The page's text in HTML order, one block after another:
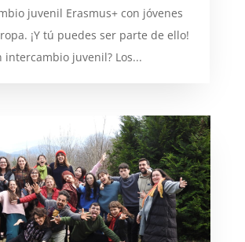
juvenil Erasmus+ con jóvenes
¡Y tú puedes ser parte de ello!
intercambio juvenil? Los...